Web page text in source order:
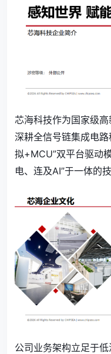
芯海科技作为国家级高
深耕全信号链集成电
拟+MCU”双平台驱动
电、连及AI”于一体的技
公司业务架构立足于